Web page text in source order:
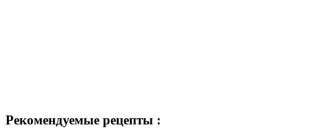
Рекомендуемые рецепты :